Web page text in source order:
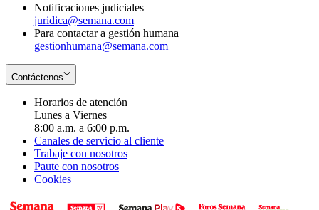
Notificaciones judiciales
juridica@semana.com
Para contactar a gestión humana
gestionhumana@semana.com
Contáctenos
Horarios de atención
Lunes a Viernes
8:00 a.m. a 6:00 p.m.
Canales de servicio al cliente
Trabaje con nosotros
Paute con nosotros
Cookies